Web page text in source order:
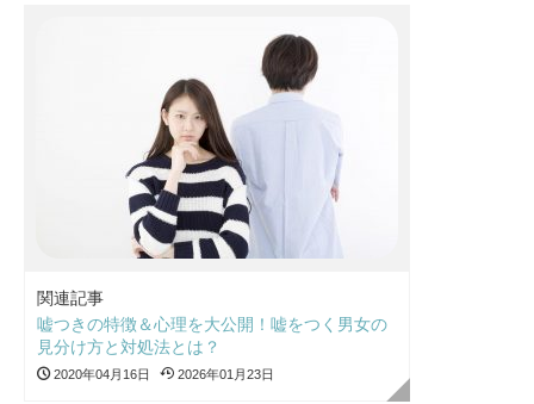
関連記事
嘘つきの特徴＆心理を大公開！嘘をつく男女の
見分け方と対処法とは？
2020年04月16日 2026年01月23日